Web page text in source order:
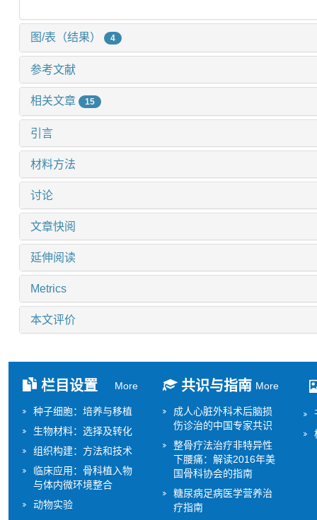
图/表（结果） 4
参考文献
相关文章 15
引言
材料方法
讨论
文章快阅
延伸阅读
Metrics
本文评价
栏目设置 More
种子细胞：培养与移植
生物材料：选择及转化
组织构建：方法和技术
临床应用：骨科植入物
与体内微环境整合
动物实验
共识与指南 More
成人心脏外科术后脑损
伤诊治的中国专家共识
整骨疗法治疗非特异性
下腰痛：解读2016年美
国骨科协会的指南
糖尿病足病医学营养治
疗指南